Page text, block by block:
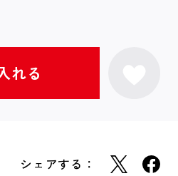
シェアする：